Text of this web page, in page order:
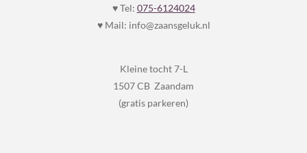
k
a
♥ Tel: 075-6124024
♥ Mail: info@zaansgeluk.nl
Kleine tocht 7-L
1507 CB Zaandam
(gratis parkeren)